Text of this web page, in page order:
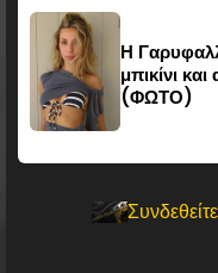
Η
μπικίνι
(ΦΩΤΟ)